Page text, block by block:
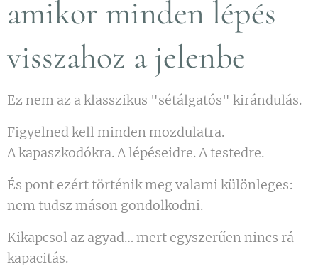
amikor minden lépés
visszahoz a jelenbe
Ez nem az a klasszikus "sétálgatós" kirándulás.
Figyelned kell minden mozdulatra.
A kapaszkodókra. A lépéseidre. A testedre.
És pont ezért történik meg valami különleges:
nem tudsz máson gondolkodni.
Kikapcsol az agyad… mert egyszerűen nincs rá
kapacitás.